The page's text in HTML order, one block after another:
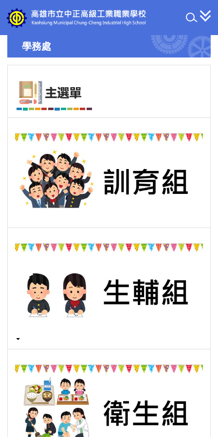
到
主
學務處